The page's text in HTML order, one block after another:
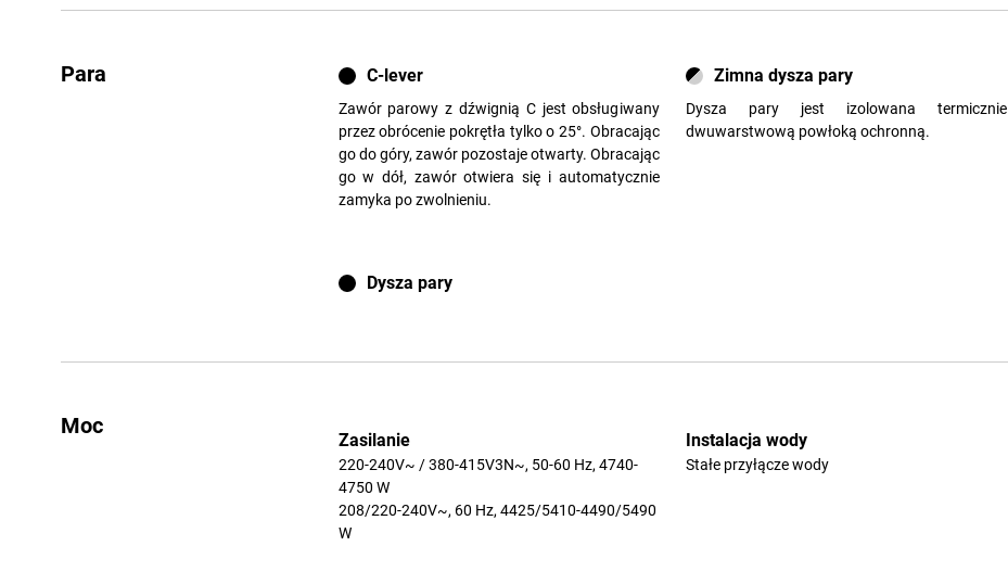
Para C-lever
Zawór parowy z dźwignią C jest obsługiwany
przez obrócenie pokrętła tylko o 25°. Obracając
go do góry, zawór pozostaje otwarty. Obracając
go w dół, zawór otwiera się i automatycznie
zamyka po zwolnieniu.
Zimna dysza pary
Dysza pary jest izolowana termicznie
dwuwarstwową powłoką ochronną.
Dysza pary
Moc
Zasilanie
220-240V~ / 380-415V3N~, 50-60 Hz, 4740-
4750 W
208/220-240V~, 60 Hz, 4425/5410-4490/5490
W
Instalacja wody
Stałe przyłącze wody